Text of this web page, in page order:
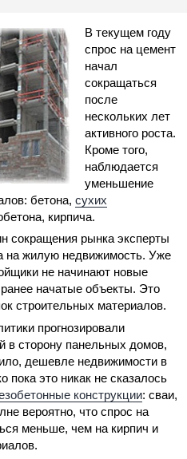
В текущем году
спрос на цемент
начал
сокращаться
после
нескольких лет
активного роста.
Кроме того,
наблюдается
уменьшение
бетона, сухих
кирпича.
сокращения рынка эксперты
на жилую недвижимость. Уже
не начинают новые
начатые объекты. Это
строительных материалов.
прогнозировали
в сторону панельных домов,
дешевле недвижимости в
пока это никак не сказалось
конструкции: сваи,
вероятно, что спрос на
меньше, чем на кирпич и